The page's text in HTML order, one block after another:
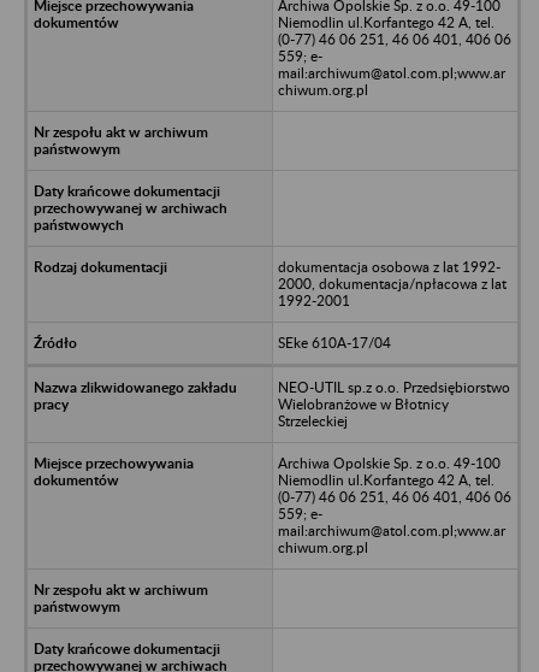
Archiwa Opolskie Sp. z o.o. 49-100
Niemodlin ul.Korfantego 42 A, tel.
(0-77) 46 06 251, 46 06 401, 406 06
559; e-
mail:archiwum@atol.com.pl;www.ar
chiwum.org.pl
dokumentacja osobowa z lat 1992-
2000, dokumentacja/npłacowa z lat
1992-2001
SEke 610A-17/04
NEO-UTIL sp.z o.o. Przedsiębiorstwo
Wielobranżowe w Błotnicy
Strzeleckiej
Archiwa Opolskie Sp. z o.o. 49-100
Niemodlin ul.Korfantego 42 A, tel.
(0-77) 46 06 251, 46 06 401, 406 06
559; e-
mail:archiwum@atol.com.pl;www.ar
chiwum.org.pl